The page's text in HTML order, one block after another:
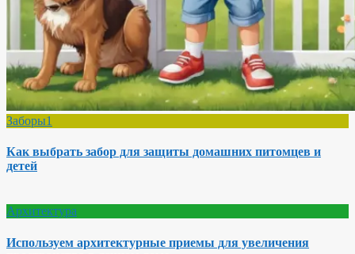
Заборы1
Как выбрать забор для защиты домашних питомцев и
детей
Архитектура
Используем архитектурные приемы для увеличения